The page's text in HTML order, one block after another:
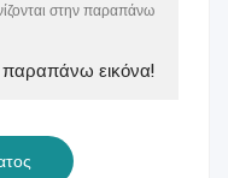
στην παραπάνω
εικόνα!